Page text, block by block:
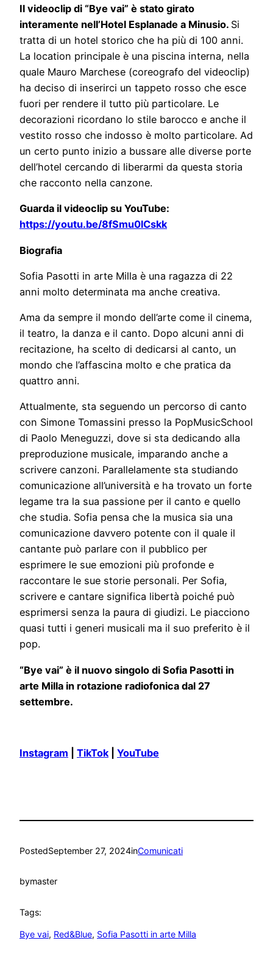
Il videoclip di “Bye vai” è stato girato
interamente nell’Hotel Esplanade a Minusio. Si
tratta di un hotel storico che ha più di 100 anni.
La location principale è una piscina interna, nella
quale Mauro Marchese (coreografo del videoclip)
ha deciso di inserirci un tappeto rosso che esce
fuori per rendere il tutto più particolare. Le
decorazioni ricordano lo stile barocco e anche il
vestito rosso che indosso è molto particolare. Ad
un certo punto inizio a bussare alle diverse porte
dell’hotel cercando di liberarmi da questa storia
che racconto nella canzone.
Guarda il videoclip su YouTube:
https://youtu.be/8fSmu0lCskk
Biografia
Sofia Pasotti in arte Milla è una ragazza di 22
anni molto determinata ma anche creativa.
Ama da sempre il mondo dell’arte come il cinema,
il teatro, la danza e il canto. Dopo alcuni anni di
recitazione, ha scelto di dedicarsi al canto, un
mondo che l’affascina molto e che pratica da
quattro anni.
Attualmente, sta seguendo un percorso di canto
con Simone Tomassini presso la PopMusicSchool
di Paolo Meneguzzi, dove si sta dedicando alla
preproduzione musicale, imparando anche a
scrivere canzoni. Parallelamente sta studiando
comunicazione all’università e ha trovato un forte
legame tra la sua passione per il canto e quello
che studia. Sofia pensa che la musica sia una
comunicazione davvero potente con il quale il
cantante può parlare con il pubblico per
esprimere le sue emozioni più profonde e
raccontare le sue storie personali. Per Sofia,
scrivere e cantare significa libertà poiché può
esprimersi senza la paura di giudizi. Le piacciono
quasi tutti i generi musicali ma il suo preferito è il
pop.
“Bye vai” è il nuovo singolo di Sofia Pasotti in
arte Milla in rotazione radiofonica dal 27
settembre.
Instagram TikTok| YouTube
PostedSeptember 27, 2024inComunicati
bymaster
Tags:
Bye vai, Red&Blue, Sofia Pasotti in arte Milla